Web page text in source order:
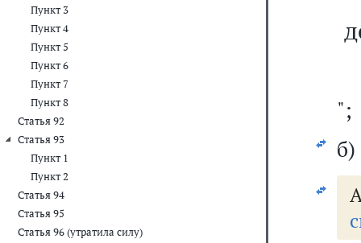
Пункт 3
Пункт 4
Пункт 5
Пункт 6
Пункт 7
Пункт 8
Статья 92
Статья 93
Пункт 1
Пункт 2
Статья 94
Статья 95
Статья 96 (утратила силу)
";